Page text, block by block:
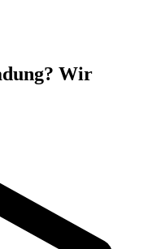
Wir